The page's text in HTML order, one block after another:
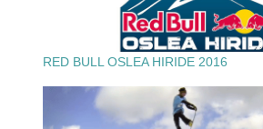
RED BULL OSLEA HIRIDE 2016